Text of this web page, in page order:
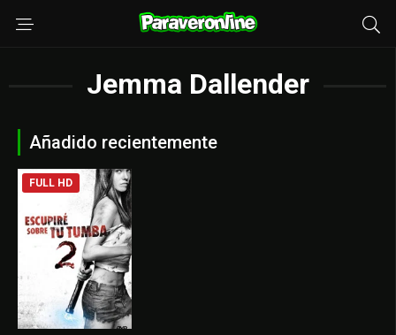
Jemma Dallender
Añadido recientemente
FULL HD